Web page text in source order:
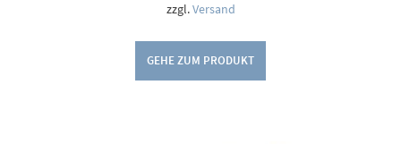
zzgl.Versand
GEHE ZUM PRODUKT